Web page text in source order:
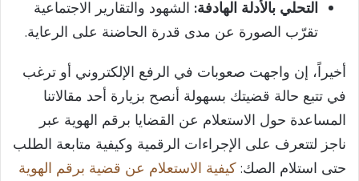
التحلي بالأدلة الهادفة: الشهود والتقارير الاجتماعية
تقرّب الصورة عن مدى قدرة الحاضنة على الرعاية.
أخيراً، إن واجهت صعوبات في الرفع الإلكتروني أو ترغب
في تتبع حالة قضيتك بسهولة أنصح بزيارة أحد مقالاتنا
المساعدة حول الاستعلام عن القضايا برقم الهوية عبر
ناجز لتتعرف على الإجراءات الرقمية وكيفية متابعة الطلب
حتى استلام الصك: كيفية الاستعلام عن قضية برقم الهوية